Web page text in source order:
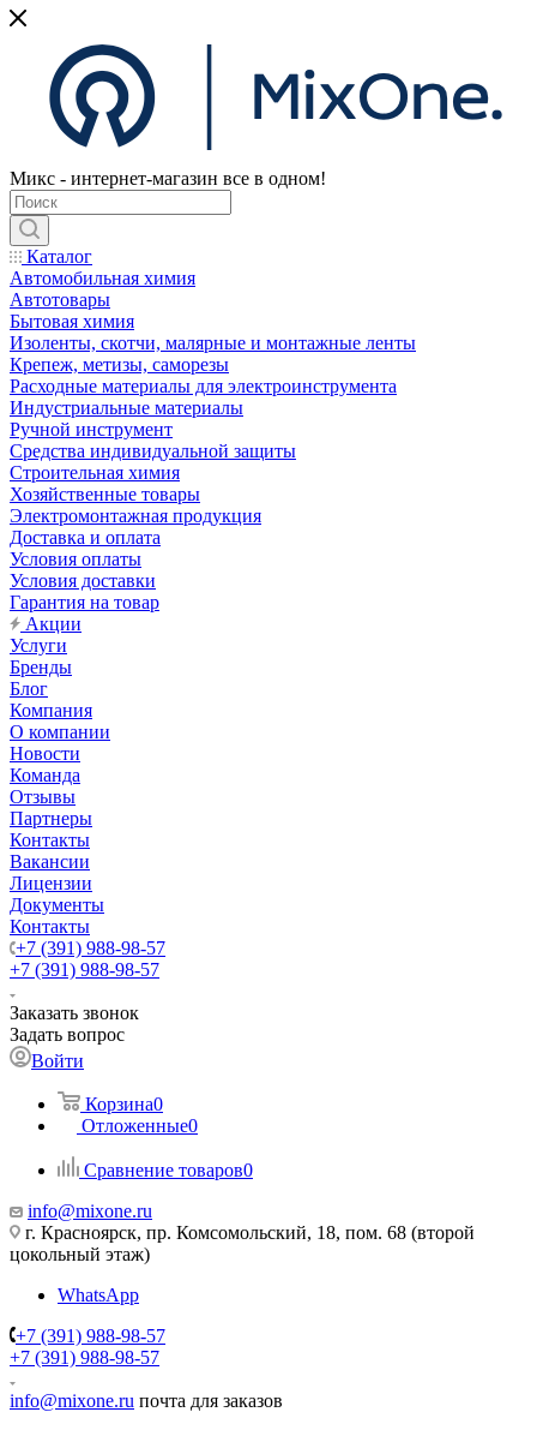
Микс - интернет-магазин все в одном!
Каталог
Автомобильная химия
Автотовары
Бытовая химия
Изоленты, скотчи, малярные и монтажные ленты
Крепеж, метизы, саморезы
Расходные материалы для электроинструмента
Индустриальные материалы
Ручной инструмент
Средства индивидуальной защиты
Строительная химия
Хозяйственные товары
Электромонтажная продукция
Доставка и оплата
Условия оплаты
Условия доставки
Гарантия на товар
Акции
Услуги
Бренды
Блог
Компания
О компании
Новости
Команда
Отзывы
Партнеры
Контакты
Вакансии
Лицензии
Документы
Контакты
+7 (391) 988-98-57
+7 (391) 988-98-57
Заказать звонок
Задать вопрос
Войти
Корзина0
Отложенные0
Сравнение товаров0
info@mixone.ru
г. Красноярск, пр. Комсомольский, 18, пом. 68 (второй
цокольный этаж)
WhatsApp
+7 (391) 988-98-57
+7 (391) 988-98-57
info@mixone.ru почта для заказов